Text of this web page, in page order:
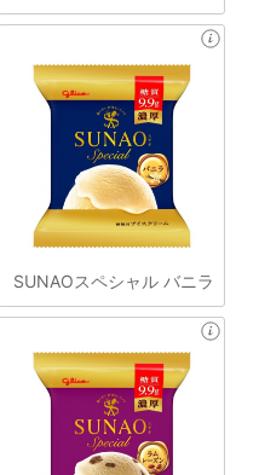
SUNAOスペシャル バニラ